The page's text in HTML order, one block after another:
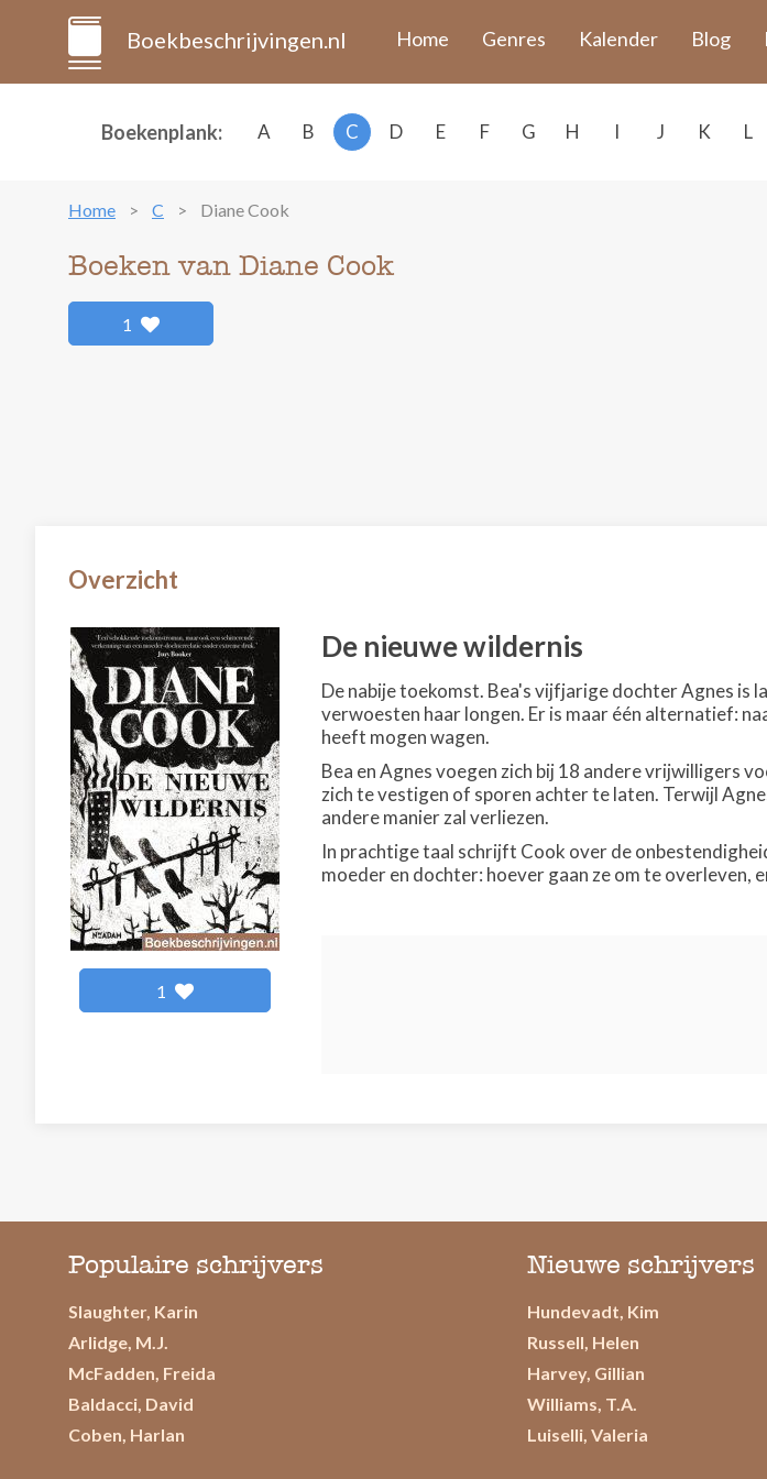
Boekbeschrijvingen.nl Home Genres Kalender Blog
Boekenplank: A B C D E F G H I J K L
Home C Diane Cook
Boeken van Diane Cook
1
Overzicht
1
De nieuwe wildernis
De nabije toekomst. Bea's vijfjarige dochter Agnes is
verwoesten haar longen. Er is maar één alternatief:
heeft mogen wagen.
Bea en Agnes voegen zich bij 18 andere vrijwilligers
zich te vestigen of sporen achter te laten. Terwijl
andere manier zal verliezen.
In prachtige taal schrijft Cook over de
moeder en dochter: hoever gaan ze om te overleven,
Populaire schrijvers
Slaughter, Karin
Arlidge, M.J.
McFadden, Freida
Baldacci, David
Coben, Harlan
Nieuwe schrijvers
Hundevadt, Kim
Russell, Helen
Harvey, Gillian
Williams, T.A.
Luiselli, Valeria